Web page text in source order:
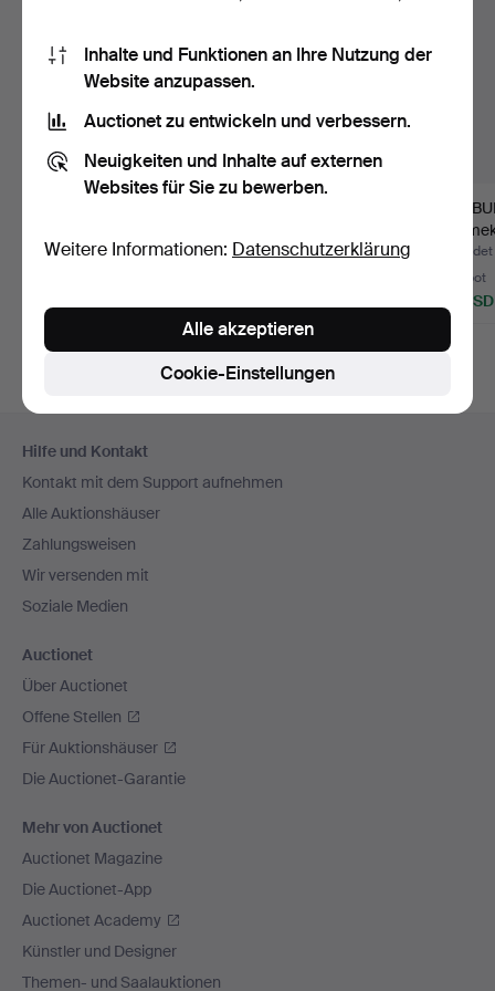
Stahl, …
Beendet 22. Jun 2025
Beendet 20. Aug 2023
Ende
1 Gebot
22 USD
Navigation
Hilfe und Kontakt
Kontakt mit dem Support aufnehmen
Alle Auktionshäuser
Zahlungsweisen
Wir versenden mit
Soziale Medien
Auctionet
Über Auctionet
Offene Stellen
Für Auktionshäuser
Die Auctionet-Garantie
Mehr von Auctionet
Auctionet Magazine
Die Auctionet-App
Auctionet Academy
Künstler und Designer
Themen- und Saalauktionen
Inhalte und Funktionen an Ihre Nutzung der
Website anzupassen.
Auctionet zu entwickeln und verbessern.
Neuigkeiten und Inhalte auf externen
Websites für Sie zu bewerben.
Weitere Informationen: Datenschutzerklärung
Cookie-Einstellungen
Alle akzeptieren